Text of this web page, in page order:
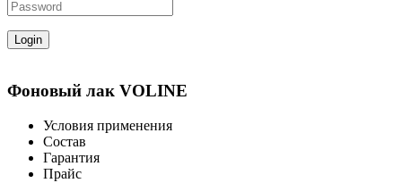
Фоновый лак VOLINE
Условия применения
Состав
Гарантия
Прайс